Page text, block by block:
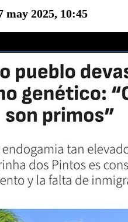
may 2025, 10:45